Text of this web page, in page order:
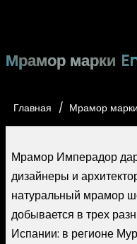
содержанию
Main
Мрамор марки
Строка
Главная Мрамор
Мрамор Имперадор
дизайнеры и
натуральный мрамор
добывается в трех
Испании: в регионе